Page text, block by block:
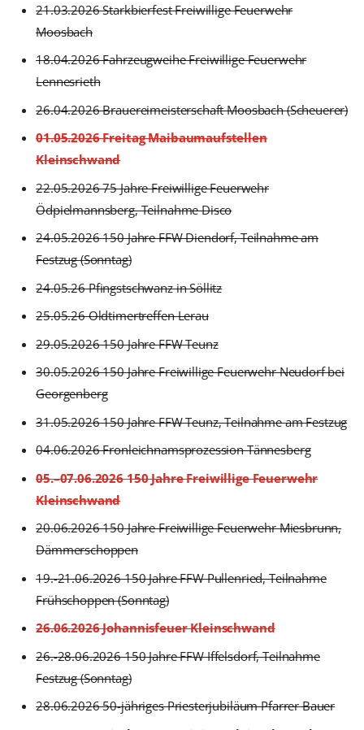
21.03.2026 Starkbierfest Freiwillige Feuerwehr
Moosbach
18.04.2026 Fahrzeugweihe Freiwillige Feuerwehr
Lennesrieth
26.04.2026 Brauereimeisterschaft Moosbach (Scheuerer)
01.05.2026 Freitag Maibaumaufstellen
Kleinschwand
22.05.2026 75 Jahre Freiwillige Feuerwehr
Ödpielmannsberg, Teilnahme Disco
24.05.2026 150 Jahre FFW Diendorf, Teilnahme am
Festzug (Sonntag)
24.05.26 Pfingstschwanz in Söllitz
25.05.26 Oldtimertreffen Lerau
29.05.2026 150 Jahre FFW Teunz
30.05.2026 150 Jahre Freiwillige Feuerwehr Neudorf bei
Georgenberg
31.05.2026 150 Jahre FFW Teunz, Teilnahme am Festzug
04.06.2026 Fronleichnamsprozession Tännesberg
05.–07.06.2026 150 Jahre Freiwillige Feuerwehr
Kleinschwand
20.06.2026 150 Jahre Freiwillige Feuerwehr Miesbrunn,
Dämmerschoppen
19.-21.06.2026 150 Jahre FFW Pullenried, Teilnahme
Frühschoppen (Sonntag)
26.06.2026 Johannisfeuer Kleinschwand
26.-28.06.2026 150 Jahre FFW Iffelsdorf, Teilnahme
Festzug (Sonntag)
28.06.2026 50-jähriges Priesterjubiläum Pfarrer Bauer